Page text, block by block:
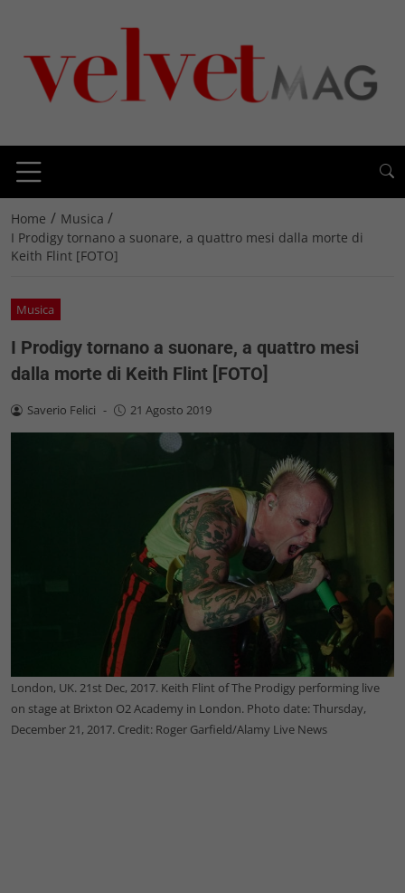
Home / Musica /
I Prodigy tornano a suonare, a quattro mesi dalla morte di
Keith Flint [FOTO]
Musica
I Prodigy tornano a suonare, a quattro mesi
dalla morte di Keith Flint [FOTO]
Saverio Felici - 21 Agosto 2019
London, UK. 21st Dec, 2017. Keith Flint of The Prodigy performing live
on stage at Brixton O2 Academy in London. Photo date: Thursday,
December 21, 2017. Credit: Roger Garfield/Alamy Live News